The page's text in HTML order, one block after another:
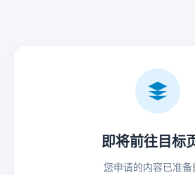
即将前往目标
您申请的内容已准备